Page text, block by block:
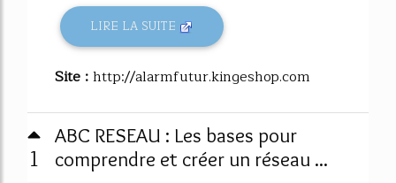
LIRE LA SUITE
Site :http://alarmfutur.kingeshop.com
1
ABC RESEAU : Les bases pour
comprendre et créer un réseau ...